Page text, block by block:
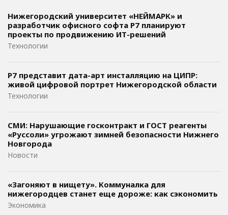
Нижегородский университет «НЕЙМАРК» и
разработчик офисного софта P7 планируют
проекты по продвижению ИТ-решений
Технологии
Р7 представит дата-арт инсталляцию на ЦИПР:
живой цифровой портрет Нижегородской области
Технологии
СМИ: Нарушающие госконтракт и ГОСТ реагенты
«Руссоли» угрожают зимней безопасности Нижнего
Новгорода
Новости
«Загоняют в нищету». Коммуналка для
нижегородцев станет еще дороже: как сэкономить
Экономика